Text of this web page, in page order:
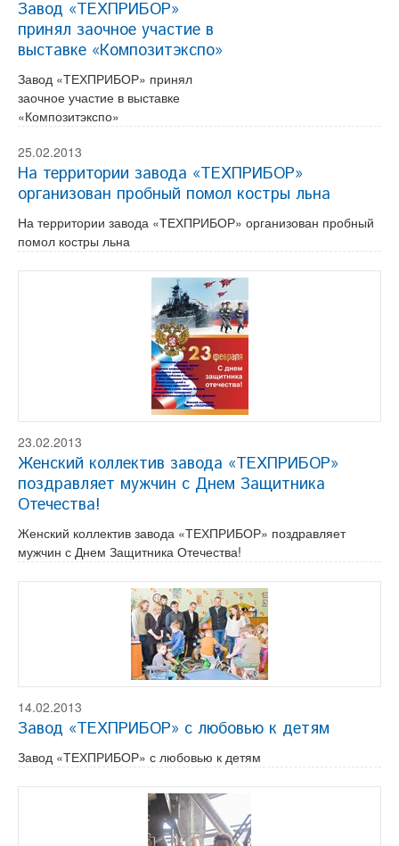
Завод «ТЕХПРИБОР»
принял заочное участие в
выставке «Композитэкспо»
Завод «ТЕХПРИБОР» принял
заочное участие в выставке
«Композитэкспо»
25.02.2013
На территории завода «ТЕХПРИБОР»
организован пробный помол костры льна
На территории завода «ТЕХПРИБОР» организован пробный
помол костры льна
23.02.2013
Женский коллектив завода «ТЕХПРИБОР»
поздравляет мужчин с Днем Защитника
Отечества!
Женский коллектив завода «ТЕХПРИБОР» поздравляет
мужчин с Днем Защитника Отечества!
14.02.2013
Завод «ТЕХПРИБОР» с любовью к детям
Завод «ТЕХПРИБОР» с любовью к детям